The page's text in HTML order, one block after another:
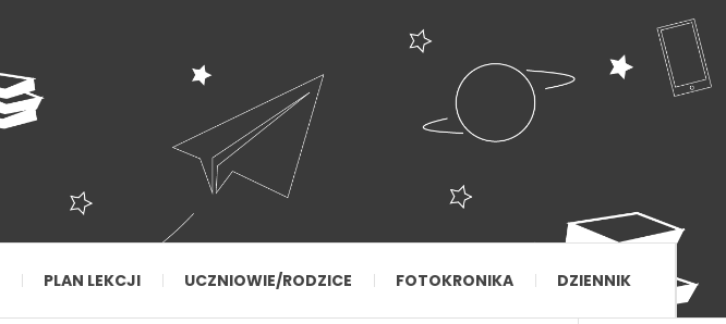
PLAN LEKCJI UCZNIOWIE/RODZICE FOTOKRONIKA DZIENNIK